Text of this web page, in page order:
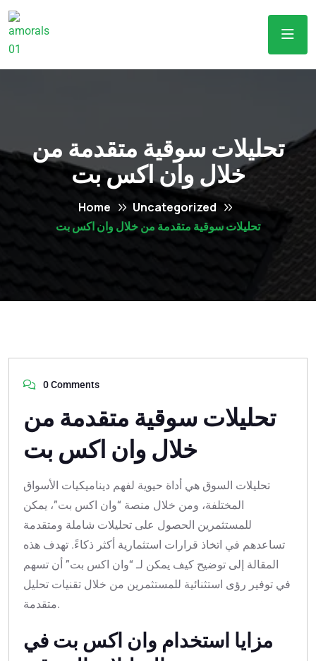
تحليلات سوقية متقدمة من
خلال وان اكس بت
Home
Uncategorized
تحليلات سوقية متقدمة من خلال وان اكس بت
0 Comments
تحليلات سوقية متقدمة من
خلال وان اكس بت
تحليلات السوق هي أداة حيوية لفهم ديناميكيات الأسواق
المختلفة، ومن خلال منصة “وان اكس بت”، يمكن
للمستثمرين الحصول على تحليلات شاملة ومتقدمة
تساعدهم في اتخاذ قرارات استثمارية أكثر ذكاءً. تهدف هذه
المقالة إلى توضيح كيف يمكن لـ “وان اكس بت” أن تسهم
في توفير رؤى استثنائية للمستثمرين من خلال تقنيات تحليل
متقدمة.
مزايا استخدام وان اكس بت في